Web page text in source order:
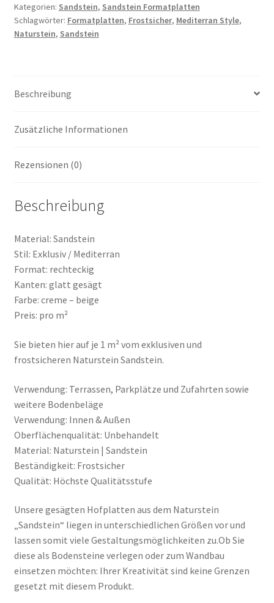
67,95
€/m²
Menge
Kategorien: Sandstein, Sandstein Formatplatten
Schlagwörter: Formatplatten, Frostsicher, Mediterran Style,
Naturstein, Sandstein
Beschreibung
Zusätzliche Informationen
Rezensionen (0)
Beschreibung
Material: Sandstein
Stil: Exklusiv / Mediterran
Format: rechteckig
Kanten: glatt gesägt
Farbe: creme – beige
Preis: pro m²
Sie bieten hier auf je 1 m² vom exklusiven und
frostsicheren Naturstein Sandstein.
Verwendung: Terrassen, Parkplätze und Zufahrten sowie
weitere Bodenbeläge
Verwendung: Innen & Außen
Oberflächenqualität: Unbehandelt
Material: Naturstein | Sandstein
Beständigkeit: Frostsicher
Qualität: Höchste Qualitätsstufe
Unsere gesägten Hofplatten aus dem Naturstein
„Sandstein“ liegen in unterschiedlichen Größen vor und
lassen somit viele Gestaltungsmöglichkeiten zu.Ob Sie
diese als Bodensteine verlegen oder zum Wandbau
einsetzen möchten: Ihrer Kreativität sind keine Grenzen
gesetzt mit diesem Produkt.